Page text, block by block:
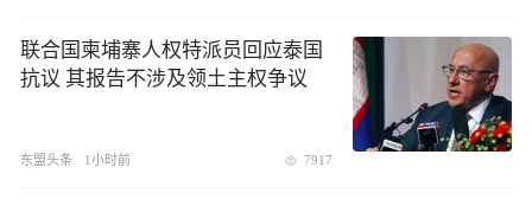
联合国柬埔寨人权特派员回应泰国
抗议 其报告不涉及领土主权争议
东盟头条 1小时前 7917